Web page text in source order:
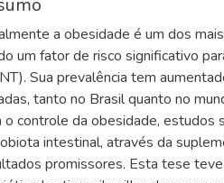
a obesidade é um dos
um fator de risco significativo
Sua prevalência tem
tanto no Brasil quanto no
o controle da obesidade, estudos
intestinal, através da
promissores. Esta tese